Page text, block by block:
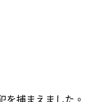
を捕まえました。